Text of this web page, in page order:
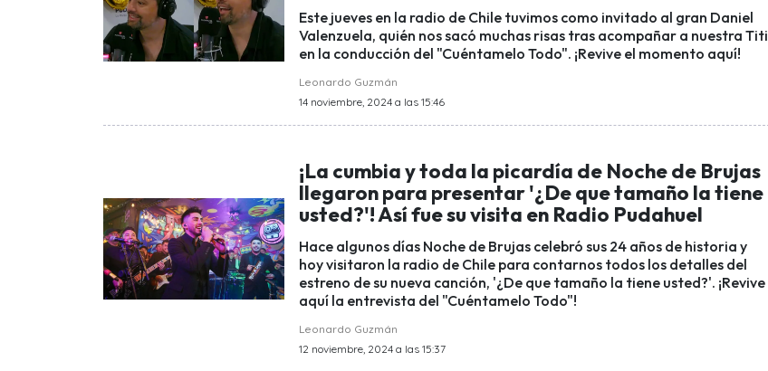
Este jueves en la radio de Chile tuvimos como invitado al gran Daniel
Valenzuela, quién nos sacó muchas risas tras acompañar a nuestra Titi
en la conducción del "Cuéntamelo Todo". ¡Revive el momento aquí!
Leonardo Guzmán
14 noviembre, 2024 a las 15:46
¡La cumbia y toda la picardía de Noche de Brujas
llegaron para presentar '¿De que tamaño la tiene
usted?'! Así fue su visita en Radio Pudahuel
Hace algunos días Noche de Brujas celebró sus 24 años de historia y
hoy visitaron la radio de Chile para contarnos todos los detalles del
estreno de su nueva canción, '¿De que tamaño la tiene usted?'. ¡Revive
aquí la entrevista del "Cuéntamelo Todo"!
Leonardo Guzmán
12 noviembre, 2024 a las 15:37